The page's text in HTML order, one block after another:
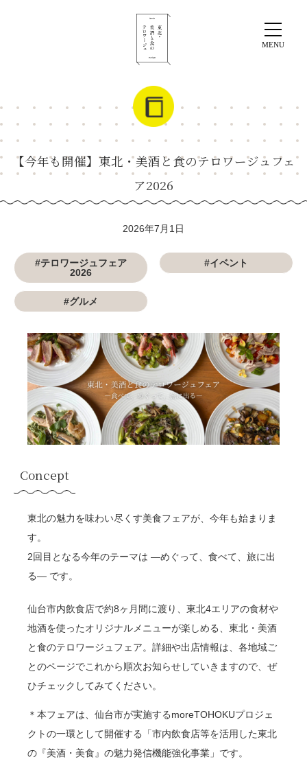
【今年も開催】東北・美酒と食のテロワージュフェ
ア2026
2026年7月1日
#テロワージュフェア
2026
#イベント
#グルメ
Concept
東北の魅力を味わい尽くす美食フェアが、今年も始まりま
す。
2回目となる今年のテーマは ―めぐって、食べて、旅に出
る― です。
仙台市内飲食店で約8ヶ月間に渡り、東北4エリアの食材や
地酒を使ったオリジナルメニューが楽しめる、東北・美酒
と食のテロワージュフェア。詳細や出店情報は、各地域ご
とのページでこれから順次お知らせしていきますので、ぜ
ひチェックしてみてください。
＊本フェアは、仙台市が実施するmoreTOHOKUプロジェ
クトの一環として開催する「市内飲食店等を活用した東北
の『美酒・美食』の魅力発信機能強化事業」です。